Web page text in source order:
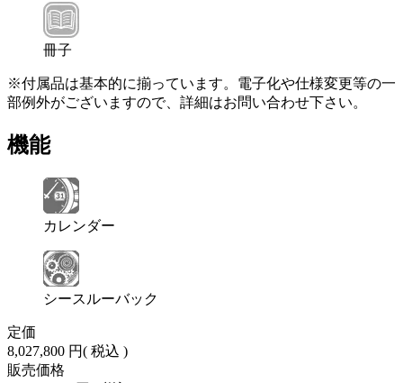
冊子
※付属品は基本的に揃っています。電子化や仕様変更等の一
部例外がございますので、詳細はお問い合わせ下さい。
機能
カレンダー
シースルーバック
定価
8,027,800 円( 税込 )
販売価格